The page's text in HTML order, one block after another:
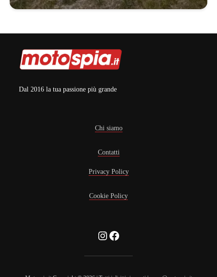
Dal 2016 la tua passione più grande
Chi siamo
Contatti
Privacy Policy
Cookie Policy
Instagram
Facebook